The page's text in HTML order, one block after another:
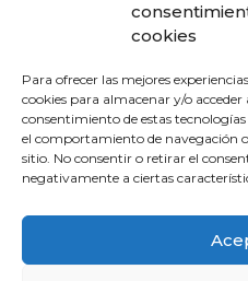
cookies
Para ofrecer las mejores
cookies para almacenar y/o
consentimiento de estas
el comportamiento de navegación
sitio. No consentir o retirar el
negativamente a ciertas
Comprometida con los Objetivos de
huella de CO2 emitida por mis canales
Política de cookies